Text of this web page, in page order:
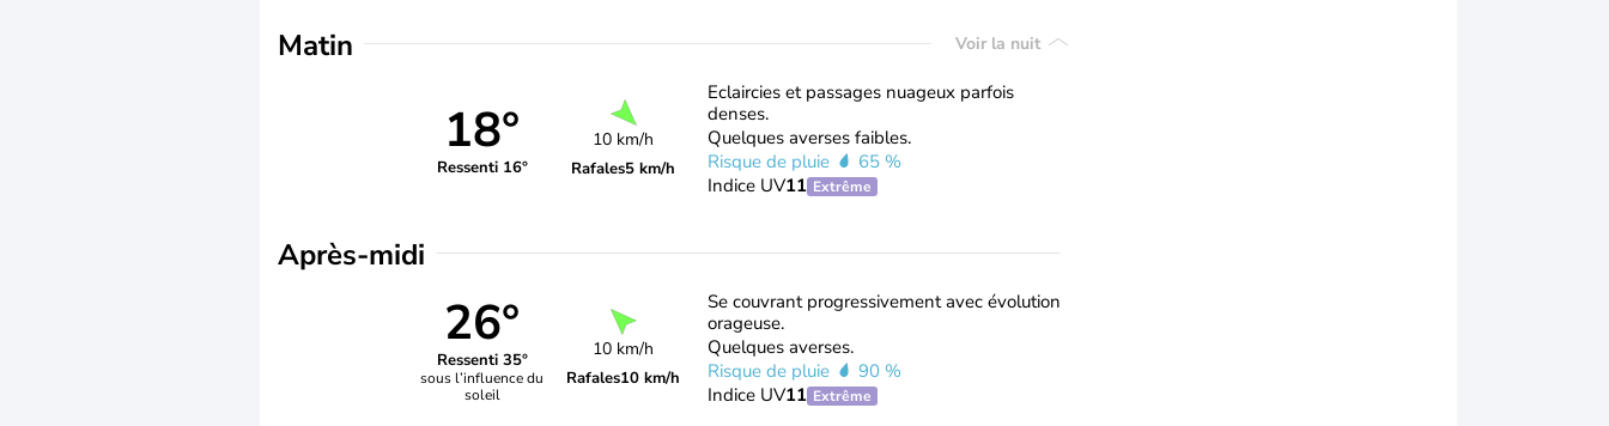
Matin Voir la nuit
18°
Ressenti 16°
10 km/h
Rafales5 km/h
Eclaircies et passages nuageux parfois
denses.
Quelques averses faibles.
Risque de pluie
65 %
Indice UV11 Extrême
Après-midi
26°
Ressenti 35°
sous l’influence du
soleil
10 km/h
Rafales10 km/h
Se couvrant progressivement avec évolution
orageuse.
Quelques averses.
Risque de pluie
90 %
Indice UV11 Extrême